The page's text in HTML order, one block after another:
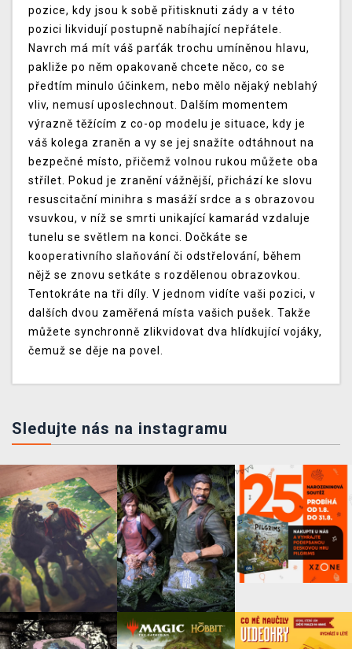
pozice, kdy jsou k sobě přitisknuti zády a v této
pozici likvidují postupně nabíhající nepřátele.
Navrch má mít váš parťák trochu umíněnou hlavu,
pakliže po něm opakovaně chcete něco, co se
předtím minulo účinkem, nebo mělo nějaký neblahý
vliv, nemusí uposlechnout. Dalším momentem
výrazně těžícím z co-op modelu je situace, kdy je
váš kolega zraněn a vy se jej snažíte odtáhnout na
bezpečné místo, přičemž volnou rukou můžete oba
střílet. Pokud je zranění vážnější, přichází ke slovu
resuscitační minihra s masáží srdce a s obrazovou
vsuvkou, v níž se smrti unikající kamarád vzdaluje
tunelu se světlem na konci. Dočkáte se
kooperativního slaňování či odstřelování, během
nějž se znovu setkáte s rozdělenou obrazovkou.
Tentokráte na tři díly. V jednom vidíte vaši pozici, v
dalších dvou zaměřená místa vašich pušek. Takže
můžete synchronně zlikvidovat dva hlídkující vojáky,
čemuž se děje na povel.
Sledujte nás na instagramu